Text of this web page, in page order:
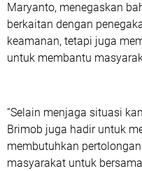
Maryanto, menegaskan
berkaitan dengan
keamanan, tetapi juga
untuk membantu
“Selain menjaga situasi
Brimob juga hadir untuk
membutuhkan
masyarakat untuk